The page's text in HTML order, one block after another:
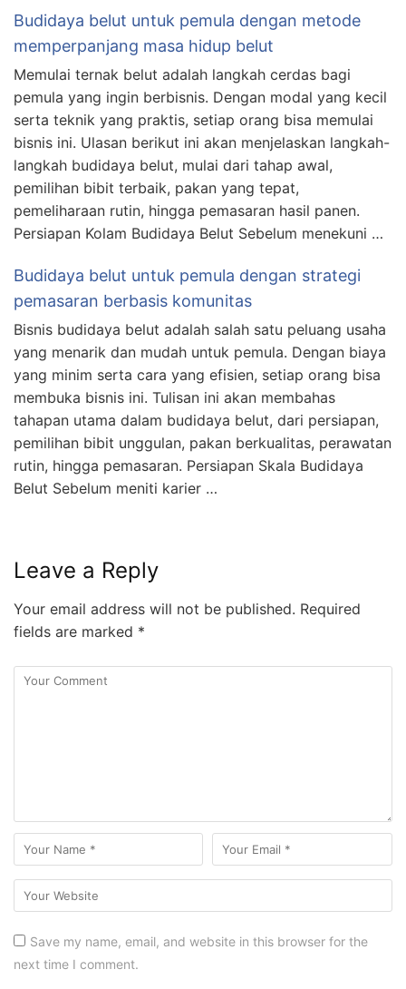
Budidaya belut untuk pemula dengan metode
memperpanjang masa hidup belut
Memulai ternak belut adalah langkah cerdas bagi
pemula yang ingin berbisnis. Dengan modal yang kecil
serta teknik yang praktis, setiap orang bisa memulai
bisnis ini. Ulasan berikut ini akan menjelaskan langkah-
langkah budidaya belut, mulai dari tahap awal,
pemilihan bibit terbaik, pakan yang tepat,
pemeliharaan rutin, hingga pemasaran hasil panen.
Persiapan Kolam Budidaya Belut Sebelum menekuni …
Budidaya belut untuk pemula dengan strategi
pemasaran berbasis komunitas
Bisnis budidaya belut adalah salah satu peluang usaha
yang menarik dan mudah untuk pemula. Dengan biaya
yang minim serta cara yang efisien, setiap orang bisa
membuka bisnis ini. Tulisan ini akan membahas
tahapan utama dalam budidaya belut, dari persiapan,
pemilihan bibit unggulan, pakan berkualitas, perawatan
rutin, hingga pemasaran. Persiapan Skala Budidaya
Belut Sebelum meniti karier …
Leave a Reply
Your email address will not be published. Required
fields are marked *
Save my name, email, and website in this browser for the
next time I comment.